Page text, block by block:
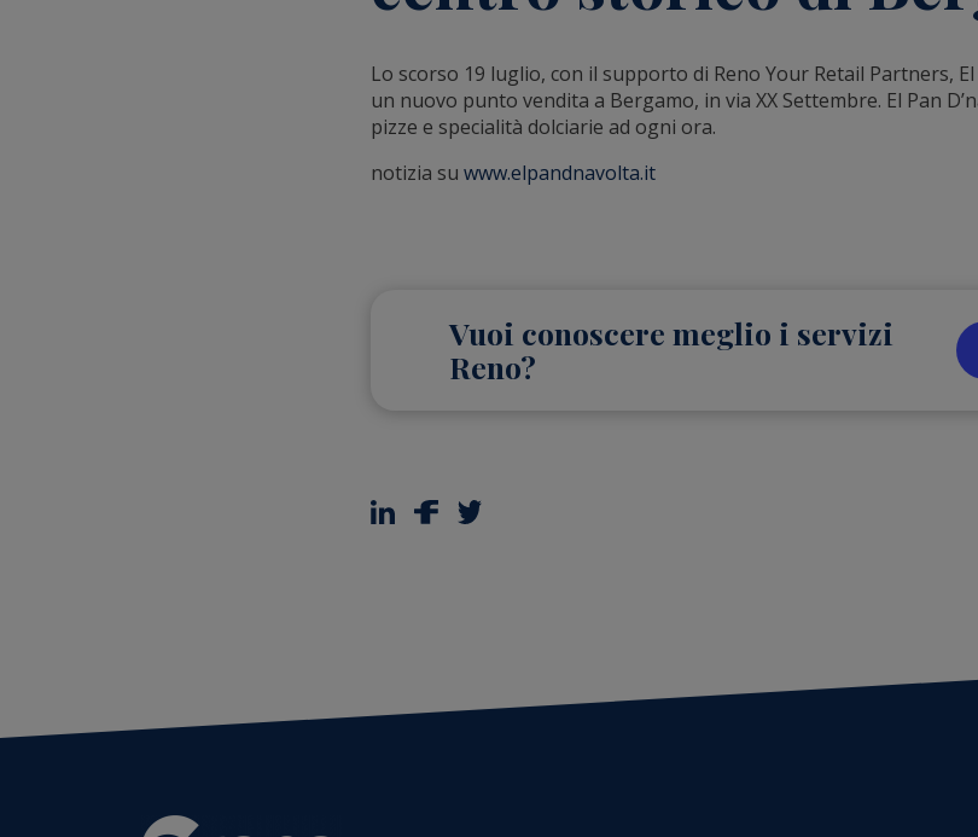
Lo scorso 19 luglio, con il supporto di Reno Your Retail Partners,
un nuovo punto vendita a Bergamo, in via XX Settembre. El Pan
pizze e specialità dolciarie ad ogni ora.
notizia su www.elpandnavolta.it
Vuoi conoscere meglio i servizi
Reno?